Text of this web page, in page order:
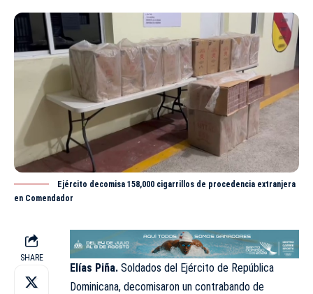
Ejército decomisa 158,000 cigarrillos de procedencia extranjera
en Comendador
SHARE
Elías Piña. Soldados del Ejército de República
Dominicana, decomisaron un contrabando de